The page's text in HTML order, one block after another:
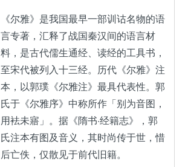
《尔雅》是我国最早一部训诂名物的语
言专著，汇释了战国秦汉间的语言材
料，是古代儒生通经、读经的工具书，
至宋代被列入十三经。历代《尔雅》注
本，以郭璞《尔雅注》最具代表性。郭
氏于《尔雅序》中称所作「别为音图，
用袪未寤」。据《隋书·经籍志》，郭
氏注本有图及音义，其时尚传于世，惜
后亡佚，仅散见于前代旧籍。